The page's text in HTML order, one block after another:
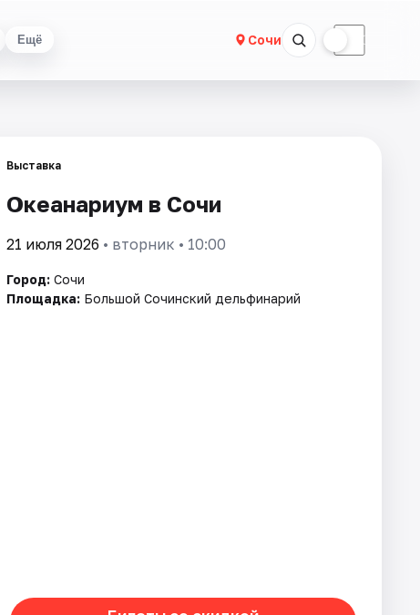
Ещё Сочи ☾
Выставка
Океанариум в Сочи
21 июля 2026 • вторник • 10:00
Город: Сочи
Площадка: Большой Сочинский дельфинарий